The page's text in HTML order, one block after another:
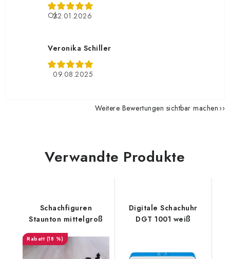
22.01.2026
Ok
Veronika Schiller
09.08.2025
Weitere Bewertungen sichtbar machen
Verwandte Produkte
Schachfiguren
Staunton mittelgroß
(18 %)
Digitale Schachuhr
DGT 1001 weiß